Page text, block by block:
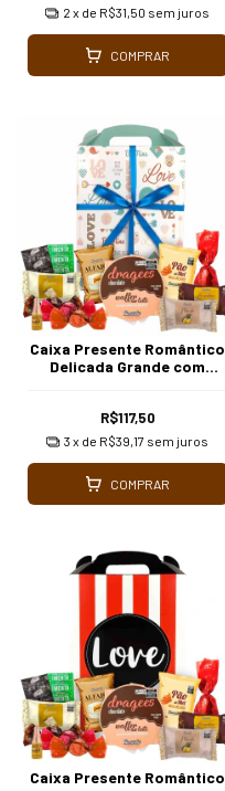
2 x de R$31,50 sem juros
COMPRAR
Caixa Presente Romântico
Delicada Grande com
R$117,50
3 x de R$39,17 sem juros
COMPRAR
Caixa Presente Romântico